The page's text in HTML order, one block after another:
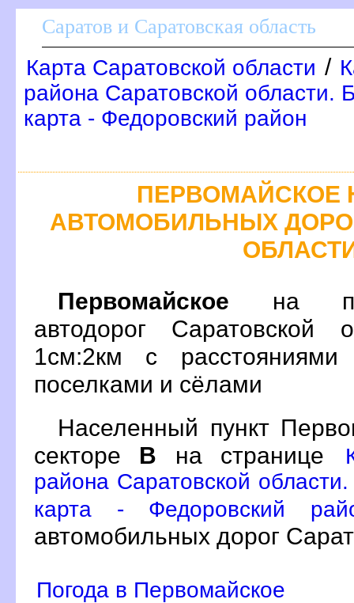
Саратов и Саратовская область
Карта Саратовской области /
района Саратовской области.
карта - Федоровский район
ПЕРВОМАЙСКОЕ
АВТОМОБИЛЬНЫХ
Первомайское на
автодорог Саратовской
1см:2км с
поселками и сёлами
Населенный пункт
секторе
на странице
района Саратовской
карта - Федоровский
автомобильных дорог
Погода в Первомайское